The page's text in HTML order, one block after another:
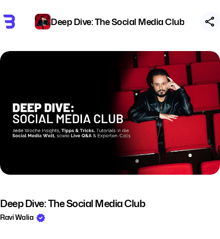
Deep Dive: The Social Media Club
Deep Dive: The Social Media Club
Ravi Walia